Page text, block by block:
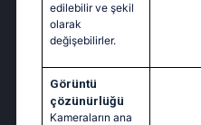
edilebilir ve şekil
olarak
değişebilirler.
Görüntü
çözünürlüğü
Kameraların ana